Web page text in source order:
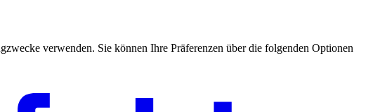
verwenden. Sie können Ihre Präferenzen über die folgenden Optionen